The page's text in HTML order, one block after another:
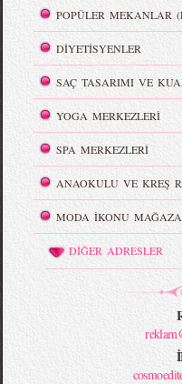
POPÜLER MEKANLAR
DİYETİSYENLER
SAÇ TASARIMI VE
YOGA MERKEZLERİ
SPA MERKEZLERİ
ANAOKULU VE KREŞ
MODA İKONU
DİĞER ADRESLER